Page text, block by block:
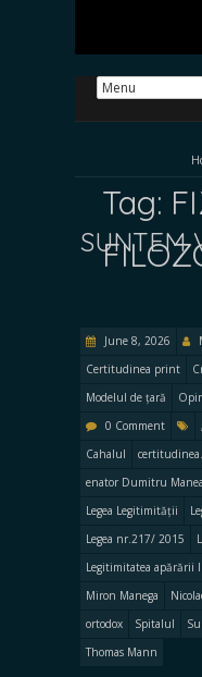
Tag:
SUNTEM
June 8, 2026
Certitudinea print
Modelul de țară
0 Comment
Cahalul
enator Dumitru Manea
Legea Legitimității
Legea nr.217/ 2015
Legitimitatea apărării
Miron Manega
ortodox
Spitalul
Thomas Mann